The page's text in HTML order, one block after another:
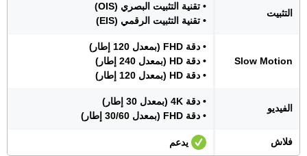
التثبيت
• تقنية التثبيت البصري (OIS)
• تقنية التثبيت الرقمي (EIS)
Slow Motion
• دقة FHD (بمعدل 120 إطار)
• دقة HD (بمعدل 240 إطار)
• دقة HD (بمعدل 120 إطار)
الفيديو
• دقة 4K (بمعدل 30 إطار)
• دقة FHD (بمعدل 30/60 إطار)
فلاش يدعم